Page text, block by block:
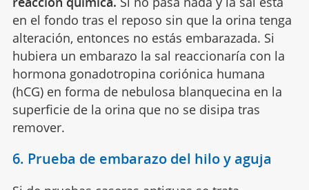
en el fondo tras el reposo sin que la orina tenga
alteración, entonces no estás embarazada. Si
hubiera un embarazo la sal reaccionaría con la
hormona gonadotropina coriónica humana
(hCG) en forma de nebulosa blanquecina en la
superficie de la orina que no se disipa tras
remover.
6. Prueba de embarazo del hilo y aguja